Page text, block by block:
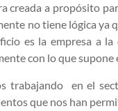
creada a propósito
no tiene lógica ya
es la empresa a
con lo que
trabajando en el
que nos han